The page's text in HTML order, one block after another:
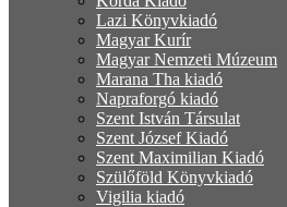
Lazi Könyvkiadó
Magyar Kurír
Magyar Nemzeti Múzeum
Marana Tha kiadó
Napraforgó kiadó
Szent István Társulat
Szent József Kiadó
Szent Maximilian Kiadó
Szülőföld Könyvkiadó
Vigilia kiadó